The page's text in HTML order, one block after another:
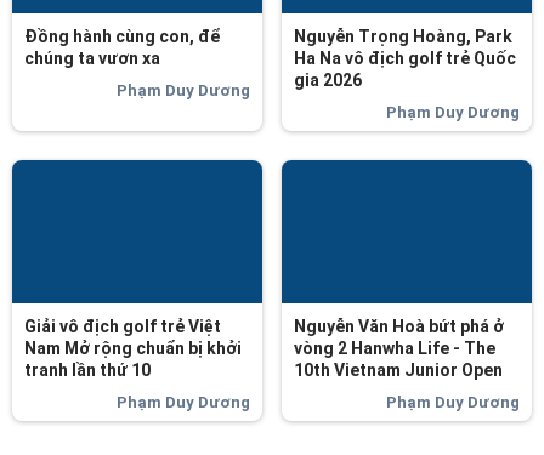
Đồng hành cùng con, để
chúng ta vươn xa
Phạm Duy Dương
Nguyễn Trọng Hoàng, Park
Ha Na vô địch golf trẻ Quốc
gia 2026
Phạm Duy Dương
Giải vô địch golf trẻ Việt
Nam Mở rộng chuẩn bị khởi
tranh lần thứ 10
Phạm Duy Dương
Nguyễn Văn Hoà bứt phá ở
vòng 2 Hanwha Life - The
10th Vietnam Junior Open
Phạm Duy Dương